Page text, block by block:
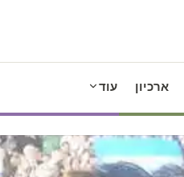
ארכיון עוד